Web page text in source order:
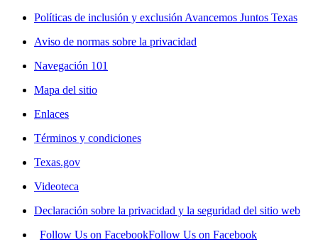
Políticas de inclusión y exclusión Avancemos Juntos Texas
Aviso de normas sobre la privacidad
Navegación 101
Mapa del sitio
Enlaces
Términos y condiciones
Texas.gov
Videoteca
Declaración sobre la privacidad y la seguridad del sitio web
Follow Us on FacebookFollow Us on Facebook